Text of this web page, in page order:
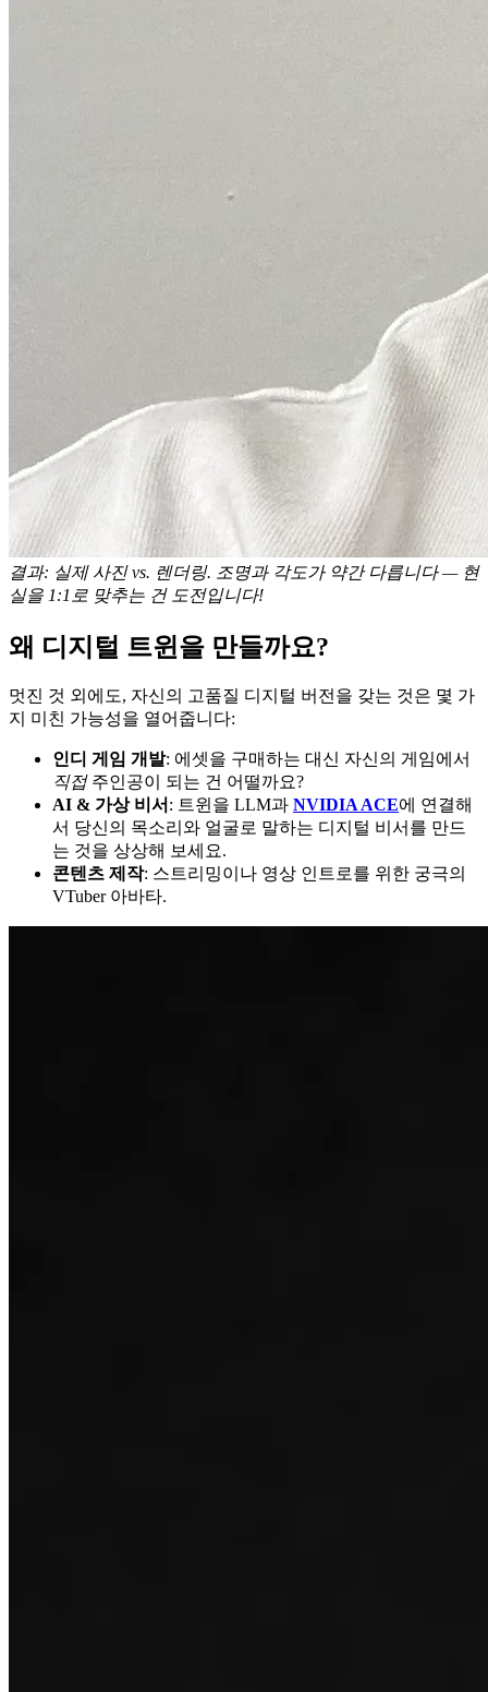
결과: 실제 사진 vs. 렌더링. 조명과 각도가 약간 다릅니다 — 현
실을 1:1로 맞추는 건 도전입니다!
왜 디지털 트윈을 만들까요?
멋진 것 외에도, 자신의 고품질 디지털 버전을 갖는 것은 몇 가
지 미친 가능성을 열어줍니다:
인디 게임 개발: 에셋을 구매하는 대신 자신의 게임에서
직접주인공이 되는 건 어떨까요?
AI & 가상 비서 : 트윈을 LLM과 NVIDIA ACE에 연결해
서 당신의 목소리와 얼굴로 말하는 디지털 비서를 만드
는 것을 상상해 보세요.
콘텐츠 제작: 스트리밍이나 영상 인트로를 위한 궁극의
VTuber 아바타.